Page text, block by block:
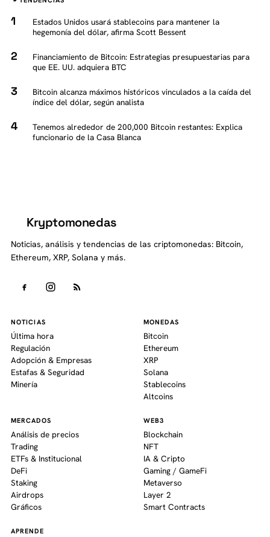
Estados Unidos usará stablecoins para mantener la
hegemonía del dólar, afirma Scott Bessent
Financiamiento de Bitcoin: Estrategias presupuestarias para
que EE. UU. adquiera BTC
Bitcoin alcanza máximos históricos vinculados a la caída del
índice del dólar, según analista
Tenemos alrededor de 200,000 Bitcoin restantes: Explica
funcionario de la Casa Blanca
Kryptomonedas
Noticias, análisis y tendencias de las criptomonedas: Bitcoin,
Ethereum, XRP, Solana y más.
NOTICIAS
Última hora
Regulación
Adopción & Empresas
Estafas & Seguridad
Minería
MONEDAS
Bitcoin
Ethereum
XRP
Solana
Stablecoins
Altcoins
MERCADOS
Análisis de precios
Trading
ETFs & Institucional
DeFi
Staking
Airdrops
Gráficos
WEB3
Blockchain
NFT
IA & Cripto
Gaming / GameFi
Metaverso
Layer 2
Smart Contracts
APRENDE